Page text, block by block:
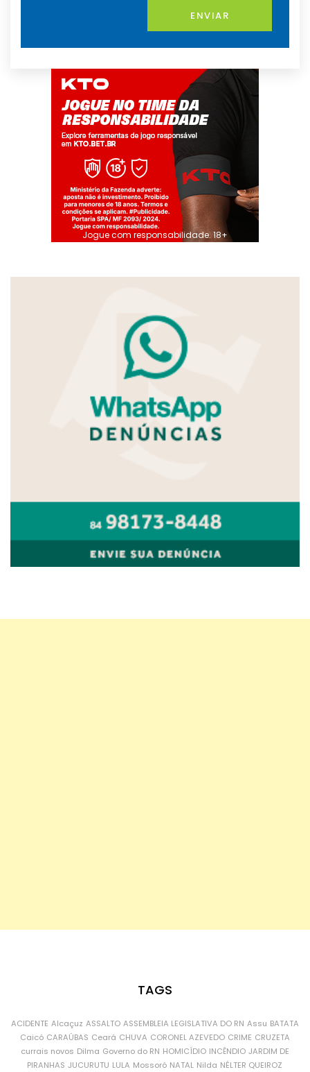
ENVIAR
Jogue com responsabilidade. 18+
TAGS
ACIDENTE Alcaçuz ASSALTO ASSEMBLEIA LEGISLATIVA DO RN Assu BATATA
Caicó CARAÚBAS Ceará CHUVA CORONEL AZEVEDO CRIME CRUZETA
currais novos Dilma Governo do RN HOMICÍDIO INCÊNDIO JARDIM DE
PIRANHAS JUCURUTU LULA Mossoró NATAL Nilda NÉLTER QUEIROZ